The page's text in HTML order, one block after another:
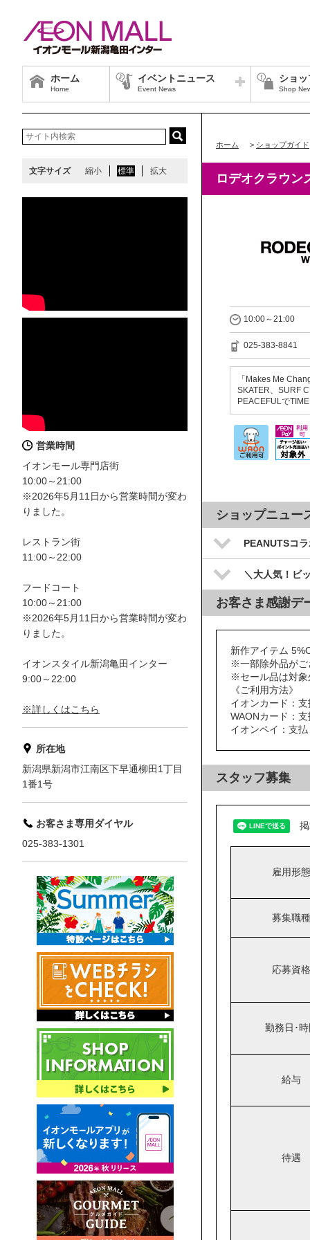
ホーム
Home
イベントニュース
Event News
ショ
Shop
ホーム > ショップガイド
ロデオクラウン
10:00～21:00
025-383-8841
「Makes Me
SKATER、SURF
PEACEFULで
ショップニュー
PEANUTSコ
＼大人気！ビ
お客さま感謝デ
新作アイテム
※一部除外品がご
※セール品は対象
《ご利用方法》
イオンカード：支
WAONカード：支
イオンペイ：支払
スタッフ募集
雇用形態
募集職種
応募資格
勤務日･
給与
待遇
文字サイズ 縮小 標準 拡大
営業時間
イオンモール専門店街
10:00～21:00
※2026年5月11日から営業時間が変わ
りました。
レストラン街
11:00～22:00
フードコート
10:00～21:00
※2026年5月11日から営業時間が変わ
りました。
イオンスタイル新潟亀田インター
9:00～22:00
※詳しくはこちら
所在地
新潟県新潟市江南区下早通柳田1丁目
1番1号
お客さま専用ダイヤル
025-383-1301